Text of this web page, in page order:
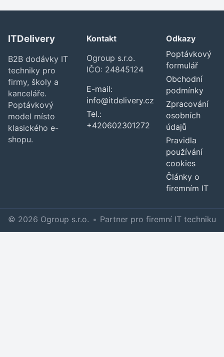
ITDelivery
B2B dodávky IT
techniky pro
firmy, školy a
kanceláře.
Poptávkový
model místo
klasického e-
shopu.
Kontakt
Ogroup s.r.o.
IČO: 24845124
E-mail:
info@itdelivery.cz
Tel.:
+420602301272
Odkazy
Poptávkový
formulář
Obchodní
podmínky
Zpracování
osobních
údajů
Pravidla
používání
cookies
Články o
firemním IT
© 2026 Ogroup s.r.o. • Partner pro firemní IT techniku